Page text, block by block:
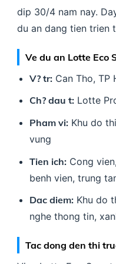
dip 30/4 nam nay.
du an dang tien trien
Ve du an Lotte Eco
V? tr:Can Tho, TP
Ch? dau t:Lotte
Pham vi:Khu do
vung
Tien ich:Cong
benh vien, trung
Dac diem:Khu do
nghe thong tin,
Tac dong den thi